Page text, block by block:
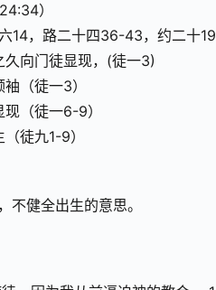
）
14，路二十四36-43，约二十
久向门徒显现，(徒一3)
（徒一3）
（徒一6-9）
徒九1-9）
不健全出生的意思。